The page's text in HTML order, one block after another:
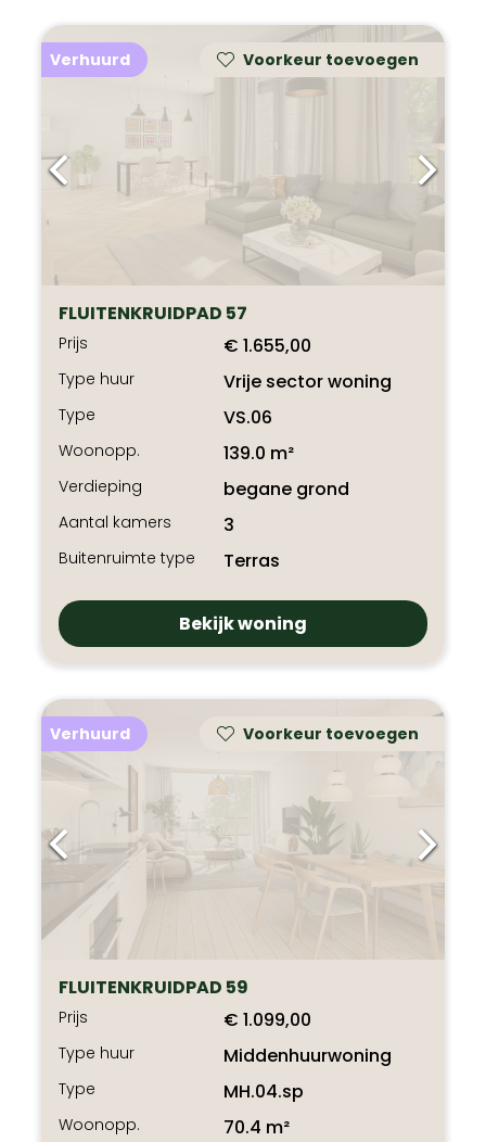
Voorkeur toevoegen
Verhuurd
FLUITENKRUIDPAD 57
Prijs € 1.655,00
Type huur Vrije sector woning
Type VS.06
Woonopp. 139.0 m²
Verdieping begane grond
Aantal kamers 3
Buitenruimte type Terras
Bekijk woning
Voorkeur toevoegen
Verhuurd
FLUITENKRUIDPAD 59
Prijs € 1.099,00
Type huur Middenhuurwoning
Type MH.04.sp
Woonopp. 70.4 m²